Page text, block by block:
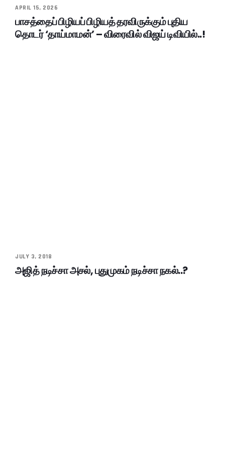
APRIL 15, 2026
பாசத்தைப் பிழியப் பிழியத் தரவிருக்கும் புதிய
தொடர் ‘தாய்மாமன்’ – விரைவில் விஜய் டிவியில்..!
JULY 3, 2018
அஜித் நடிச்சா அசல், புதுமுகம் நடிச்சா நகல்..?